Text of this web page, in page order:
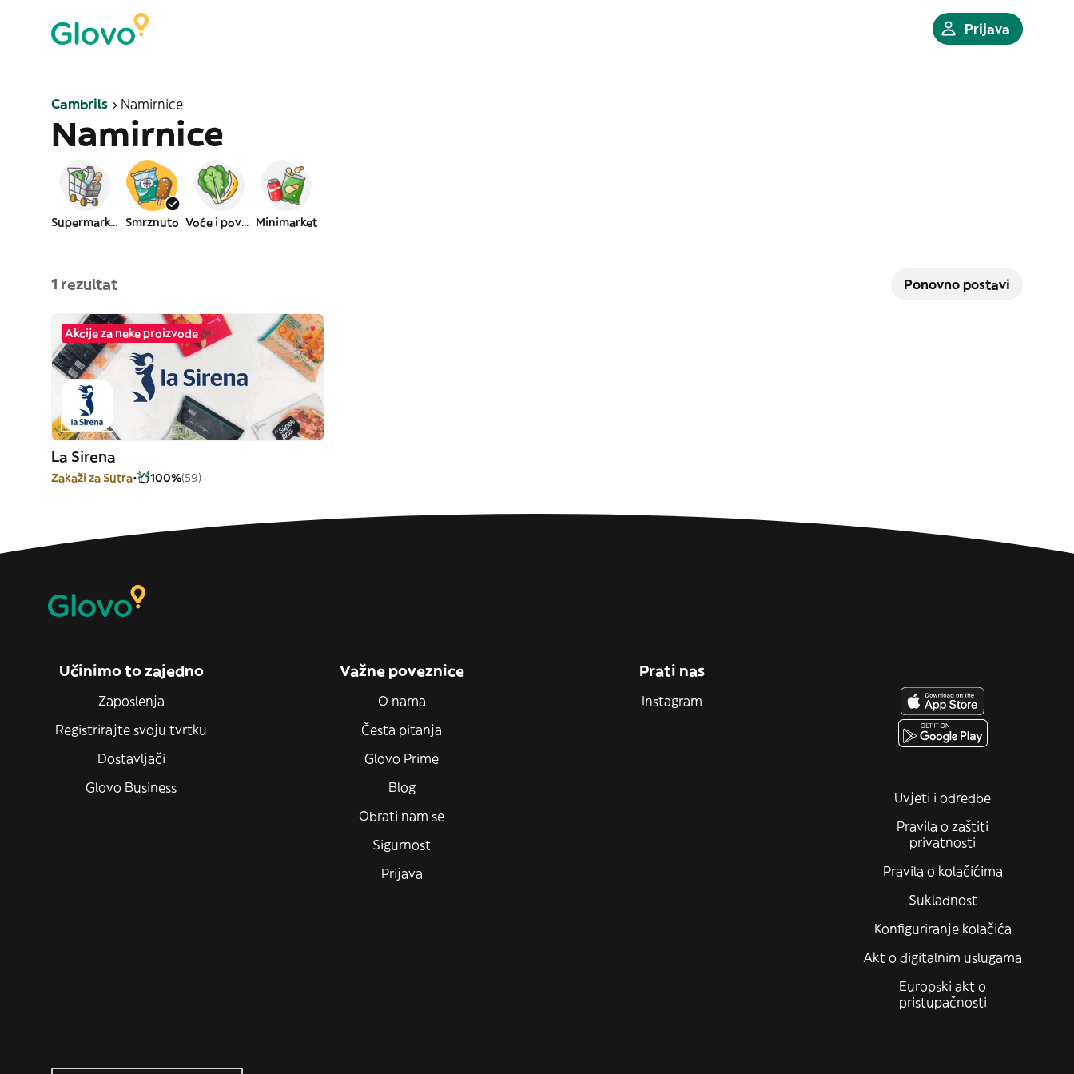
Prijava
Cambrils Namirnice
Namirnice
Supermarket Smrznuto Voće i povrće Minimarket
1 rezultat Ponovno postavi
Akcije za neke proizvode
La Sirena
Zakaži za Sutra 100%(59)
Učinimo to zajedno
Zaposlenja
Registrirajte svoju tvrtku
Dostavljači
Glovo Business
Važne poveznice
O nama
Česta pitanja
Glovo Prime
Blog
Obrati nam se
Sigurnost
Prijava
Prati nas
Instagram
Uvjeti i odredbe
Pravila o zaštiti
privatnosti
Pravila o kolačićima
Sukladnost
Konfiguriranje kolačića
Akt o digitalnim uslugama
Europski akt o
pristupačnosti